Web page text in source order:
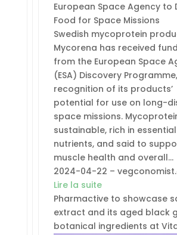
European Space Agency to
Food for Space Missions
Swedish mycoprotein
Mycorena has received
from the European Space
(ESA) Discovery
recognition of its products’
potential for use on long-
space missions.
sustainable, rich in essential
nutrients, and said to
muscle health and overall…
2024-04-22 –
Lire la suite
Pharmactive to showcase
extract and its aged black
botanical ingredients at